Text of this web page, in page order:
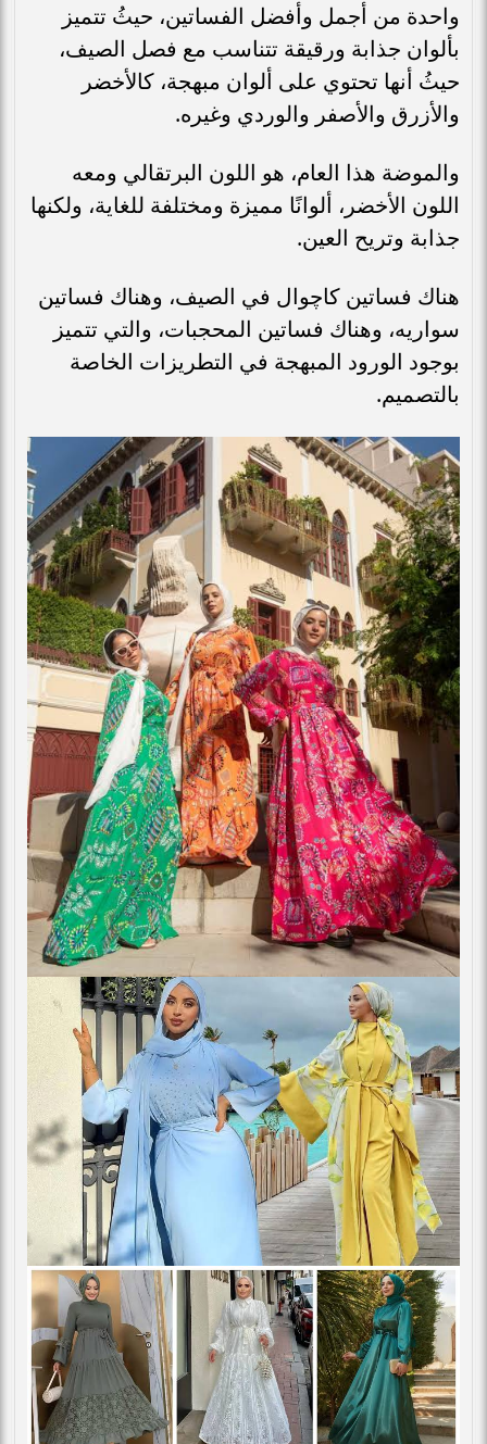
واحدة من أجمل وأفضل الفساتين، حيثُ تتميز
بألوان جذابة ورقيقة تتناسب مع فصل الصيف،
حيثُ أنها تحتوي على ألوان مبهجة، كالأخضر
والأزرق والأصفر والوردي وغيره.
والموضة هذا العام، هو اللون البرتقالي ومعه
اللون الأخضر، ألوانًا مميزة ومختلفة للغاية، ولكنها
جذابة وتريح العين.
هناك فساتين كاچوال في الصيف، وهناك فساتين
سواريه، وهناك فساتين المحجبات، والتي تتميز
بوجود الورود المبهجة في التطريزات الخاصة
بالتصميم.